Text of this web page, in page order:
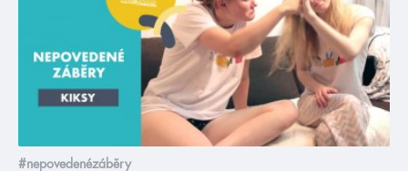
#nepovedenézáběry